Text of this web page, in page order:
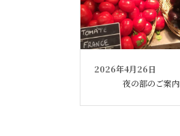
2026年4月26日
夜の部のご案内